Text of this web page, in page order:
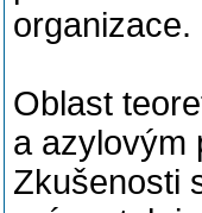
organizace.
Oblast
a azylovým
Zkušenosti